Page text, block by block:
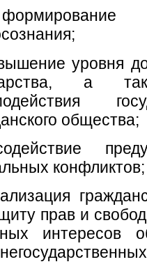
уровня
а
общества;
конфликтов;
прав и
интересов